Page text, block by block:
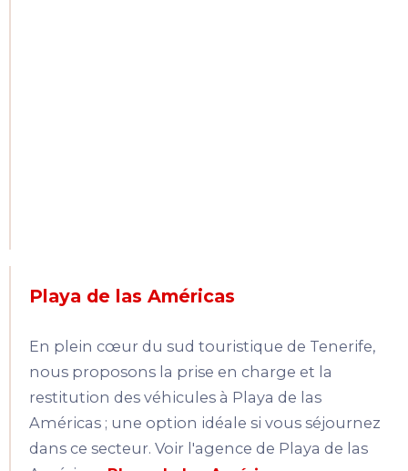
Playa de las Américas
En plein cœur du sud touristique de Tenerife,
nous proposons la prise en charge et la
restitution des véhicules à Playa de las
Américas ; une option idéale si vous séjournez
dans ce secteur. Voir l'agence de Playa de las